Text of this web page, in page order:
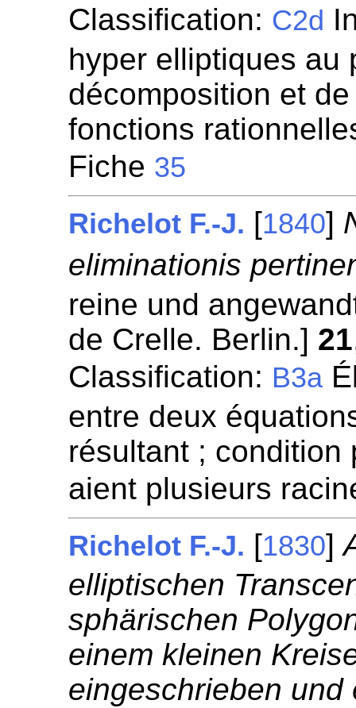
Classification: C2d
hyper elliptiques au
décomposition et
fonctions
Fiche 35
Richelot F.-J. [1840]
eliminationis
reine und
de Crelle. Berlin.] 21
Classification: B3a
entre deux
résultant ; condition
aient plusieurs
Richelot F.-J. [1830]
elliptischen
sphärischen
einem kleinen
eingeschrieben und